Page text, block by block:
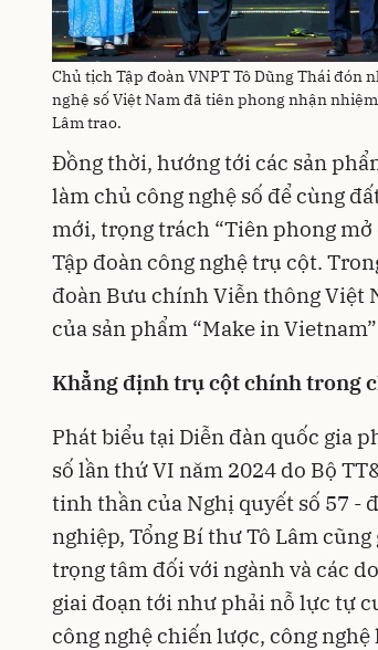
Chủ tịch Tập đoàn VNPT Tô Dũng Thái
nghệ số Việt Nam đã tiên phong nhận
Lâm trao.
Đồng thời, hướng tới các sản
làm chủ công nghệ số để cùng
mới, trọng trách “Tiên phong
Tập đoàn công nghệ trụ cột.
đoàn Bưu chính Viễn thông Việt
của sản phẩm “Make in
Khẳng định trụ cột chính trong
Phát biểu tại Diễn đàn quốc gia
số lần thứ VI năm 2024 do Bộ
tinh thần của Nghị quyết số 57 -
nghiệp, Tổng Bí thư Tô Lâm
trọng tâm đối với ngành và các
giai đoạn tới như phải nỗ lực tự
công nghệ chiến lược, công